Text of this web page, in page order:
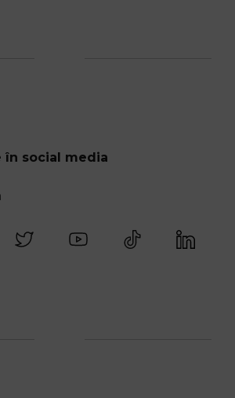
în social media